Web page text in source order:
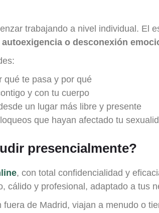
trabajando a nivel individual. El
o desconexión
qué te pasa y por qué
y con tu cuerpo
un lugar más libre y presente
que hayan afectado tu
presencialmente?
, con total confidencialidad y
cálido y profesional, adaptado a tus
fuera de Madrid, viajan a menudo o